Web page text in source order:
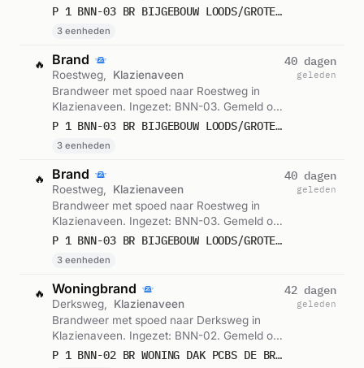
22:39.
P 1 BNN-03 BR BIJGEBOUW LOODS/GROTE SCHUUR ROESTWEG KLAZIENAVEEN 038693 038768 038732
3 eenheden
🔥 Brand
Roestweg,
Klazienaveen
Brandweer met spoed naar Roestweg in
Klazienaveen. Ingezet: BNN-03. Gemeld om
22:28.
P 1 BNN-03 BR BIJGEBOUW LOODS/GROTE SCHUUR ROESTWEG KLAZIENAVEEN 038693 038768 038732
3 eenheden
40 dagen
geleden
🔥 Brand
Roestweg,
Klazienaveen
Brandweer met spoed naar Roestweg in
Klazienaveen. Ingezet: BNN-03. Gemeld om
22:21.
P 1 BNN-03 BR BIJGEBOUW LOODS/GROTE SCHUUR ROESTWEG KLAZIENAVEEN 038693 038768 038732
3 eenheden
40 dagen
geleden
🔥 Woningbrand
Derksweg,
Klazienaveen
Brandweer met spoed naar Derksweg in
Klazienaveen. Ingezet: BNN-02. Gemeld om
10:39.
P 1 BNN-02 BR WONING DAK PCBS DE BRUG DERKSWEG KLAZIENAVEEN 038851 038693 018768 038732
42 dagen
geleden